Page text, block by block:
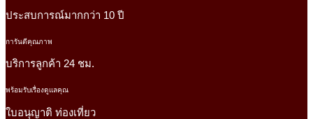
ประสบการณ์มากกว่า 10 ปี
การันตีคุณภาพ
บริการลูกค้า 24 ชม.
พร้อมรับเรื่องดูแลคุณ
ใบอนุญาติ ท่องเที่ยว